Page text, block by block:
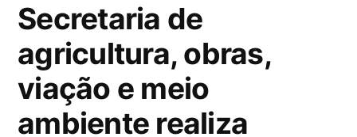
Secretaria de
agricultura, obras,
viação e meio
ambiente realiza